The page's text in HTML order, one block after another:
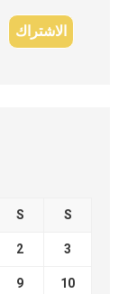
S S
2 3
9 10